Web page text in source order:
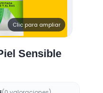
Clic para ampliar
Sensible